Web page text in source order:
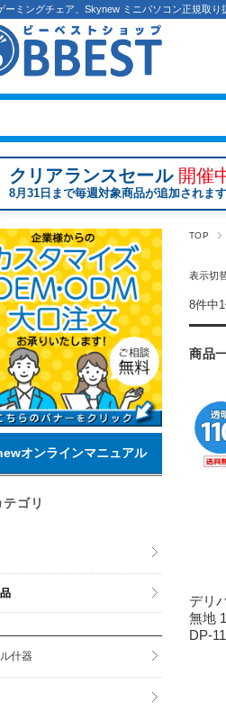
ーミングチェア、Skynew ミニパソコン正規取
クリアランスセール 開催
8月31日まで毎週対象商品が追加されます
TOP
表示切
8件中
商品
デリ
無地
DP-
オンラインマニュアル
ゴリ
什器